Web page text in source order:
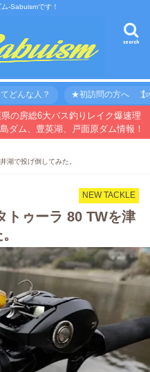
-Sabuismです！
search
どんな人？ ★初訪問の方へ 【
の房総6大バス釣りレイク爆速理
ダム、豊英湖、戸面原ダム情報！
湖で投げ倒してみた。
NEW TACKLE
トゥーラ 80 TWを津